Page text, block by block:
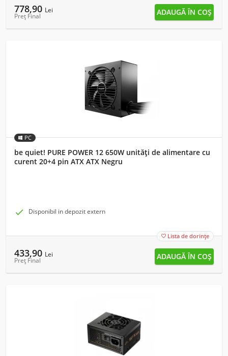
778,90 Lei
Preț Final
PC
be quiet! PURE POWER 12 650W unități de alimentare cu
curent 20+4 pin ATX ATX Negru
 Disponibil in depozit extern
 Lista de dorințe
433,90 Lei
Preț Final